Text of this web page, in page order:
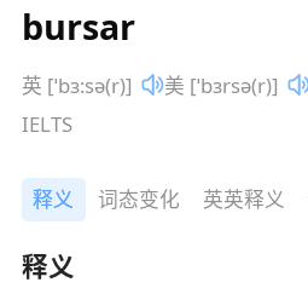
bursar
英 [ˈbɜ:sə(r)] 美 [ˈbɜrsə(r)]
IELTS
释义 词态变化 英英释义
释义